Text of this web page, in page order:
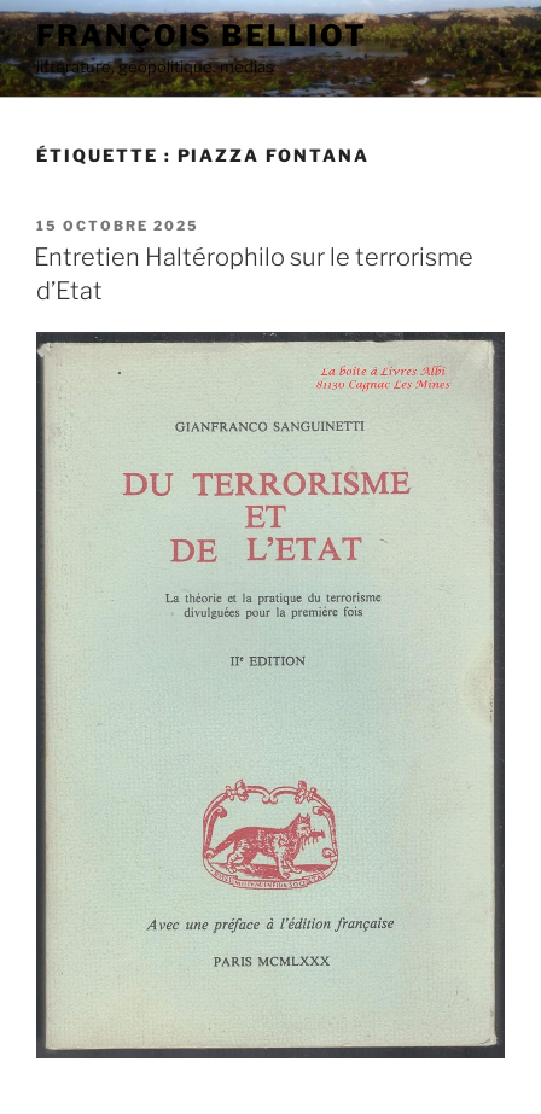
Aller
au
contenu
principal
FRANÇOIS BELLIOT
littérature, géopolitique, médias
ÉTIQUETTE : PIAZZA FONTANA
PUBLIÉ
LE
15 OCTOBRE 2025
Entretien Haltérophilo sur le terrorisme
d’Etat